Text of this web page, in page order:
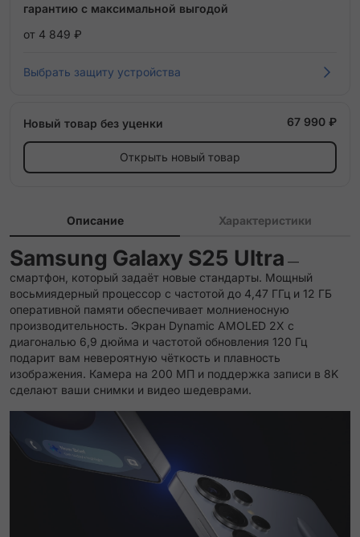
гарантию с максимальной выгодой
от 4 849 ₽
Выбрать защиту устройства
Новый товар без уценки 67 990 ₽
Открыть новый товар
Описание Характеристики
Samsung Galaxy S25 Ultra —
смартфон, который задаёт новые стандарты. Мощный
восьмиядерный процессор с частотой до 4,47 ГГц и 12 ГБ
оперативной памяти обеспечивает молниеносную
производительность. Экран Dynamic AMOLED 2X с
диагональю 6,9 дюйма и частотой обновления 120 Гц
подарит вам невероятную чёткость и плавность
изображения. Камера на 200 МП и поддержка записи в 8K
сделают ваши снимки и видео шедеврами.